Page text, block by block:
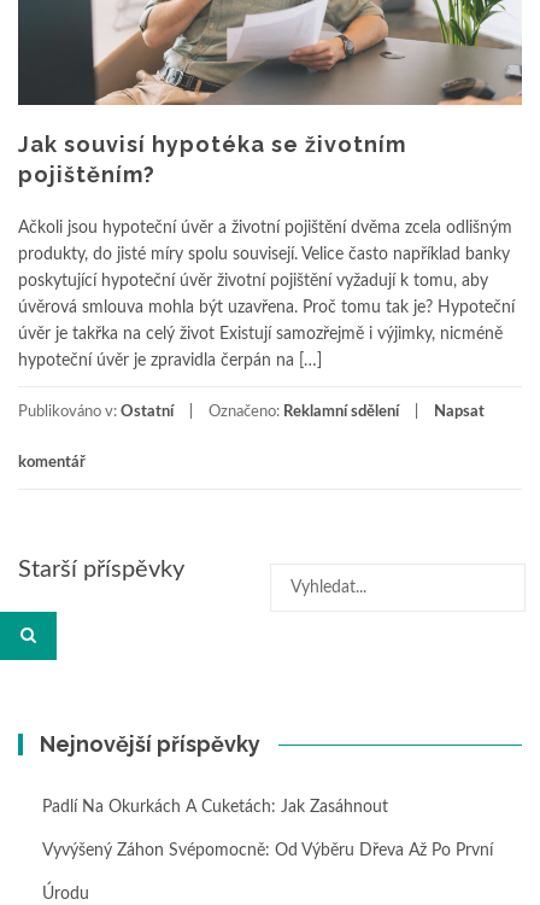
Jak souvisí hypotéka se životním
pojištěním?
Ačkoli jsou hypoteční úvěr a životní pojištění dvěma zcela odlišným
produkty, do jisté míry spolu souvisejí. Velice často například banky
poskytující hypoteční úvěr životní pojištění vyžadují k tomu, aby
úvěrová smlouva mohla být uzavřena. Proč tomu tak je? Hypoteční
úvěr je takřka na celý život Existují samozřejmě i výjimky, nicméně
hypoteční úvěr je zpravidla čerpán na […]
Publikováno v: Ostatní Označeno: Reklamní sdělení Napsat
komentář
Navigace
příspěvky
Starší příspěvky Hledat:
Nejnovější příspěvky
Padlí Na Okurkách A Cuketách: Jak Zasáhnout
Vyvýšený Záhon Svépomocně: Od Výběru Dřeva Až Po První
Úrodu